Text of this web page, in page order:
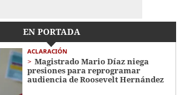
EN PORTADA
ACLARACIÓN
Magistrado Mario Díaz niega
presiones para reprogramar
audiencia de Roosevelt Hernández